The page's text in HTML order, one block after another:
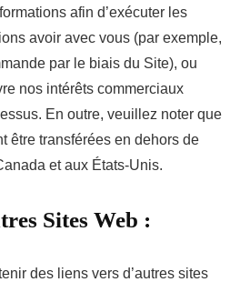
afin d’exécuter les
avoir avec vous (par exemple,
par le biais du Site), ou
nos intérêts commerciaux
En outre, veuillez noter que
être transférées en dehors de
et aux États-Unis.
Sites Web :
des liens vers d’autres sites